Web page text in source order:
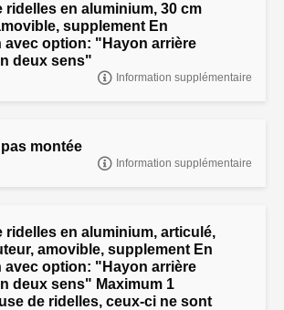
ridelles en aluminium, 30 cm
supplement En
avec option: "Hayon arrière
deux sens"
Information supplémentaire
montée
Information supplémentaire
ridelles en aluminium, articulé,
amovible, supplement En
avec option: "Hayon arrière
deux sens" Maximum 1
de ridelles, ceux-ci ne sont